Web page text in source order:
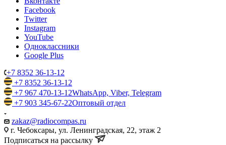
Facebook
Twitter
Instagram
YouTube
Одноклассники
Google Plus
+7 8352 36-13-12
+7 8352 36-13-12
+7 967 470-13-12WhatsApp, Viber, Telegram
+7 903 345-67-22Оптовый отдел
zakaz@radiocompas.ru
г. Чебоксары, ул. Ленинградская, 22, этаж 2
Подписаться на рассылку